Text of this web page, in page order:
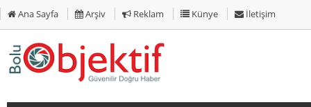
Ana Sayfa Arşiv Reklam Künye İletişim